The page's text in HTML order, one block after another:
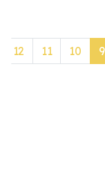
9
10
11
12